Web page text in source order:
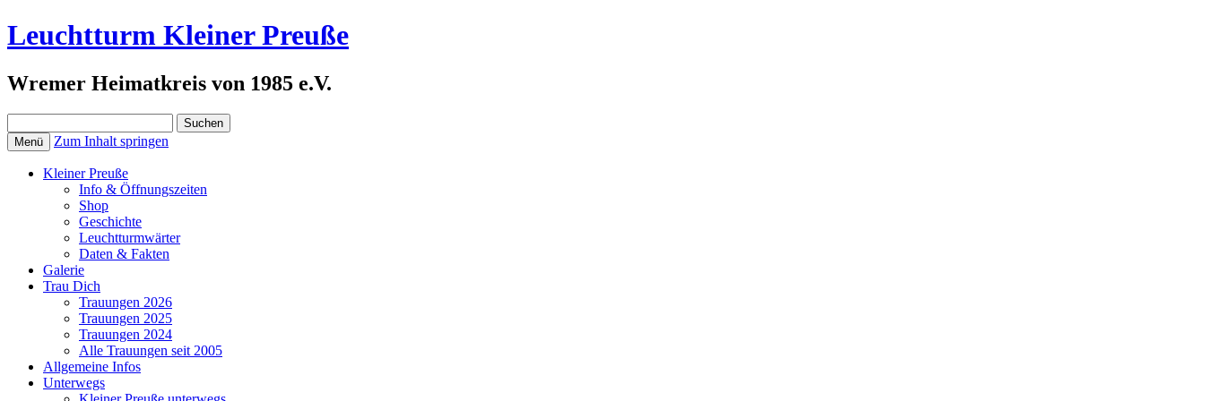
Leuchtturm Kleiner Preuße
Wremer Heimatkreis von 1985 e.V.
nach:
Menü Zum Inhalt springen
Kleiner Preuße
Info & Öffnungszeiten
Shop
Geschichte
Leuchtturmwärter
Daten & Fakten
Galerie
Trau Dich
Trauungen 2026
Trauungen 2025
Trauungen 2024
Alle Trauungen seit 2005
Allgemeine Infos
Unterwegs